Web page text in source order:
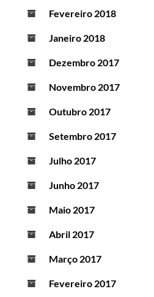
Fevereiro 2018
Janeiro 2018
Dezembro 2017
Novembro 2017
Outubro 2017
Setembro 2017
Julho 2017
Junho 2017
Maio 2017
Abril 2017
Março 2017
Fevereiro 2017